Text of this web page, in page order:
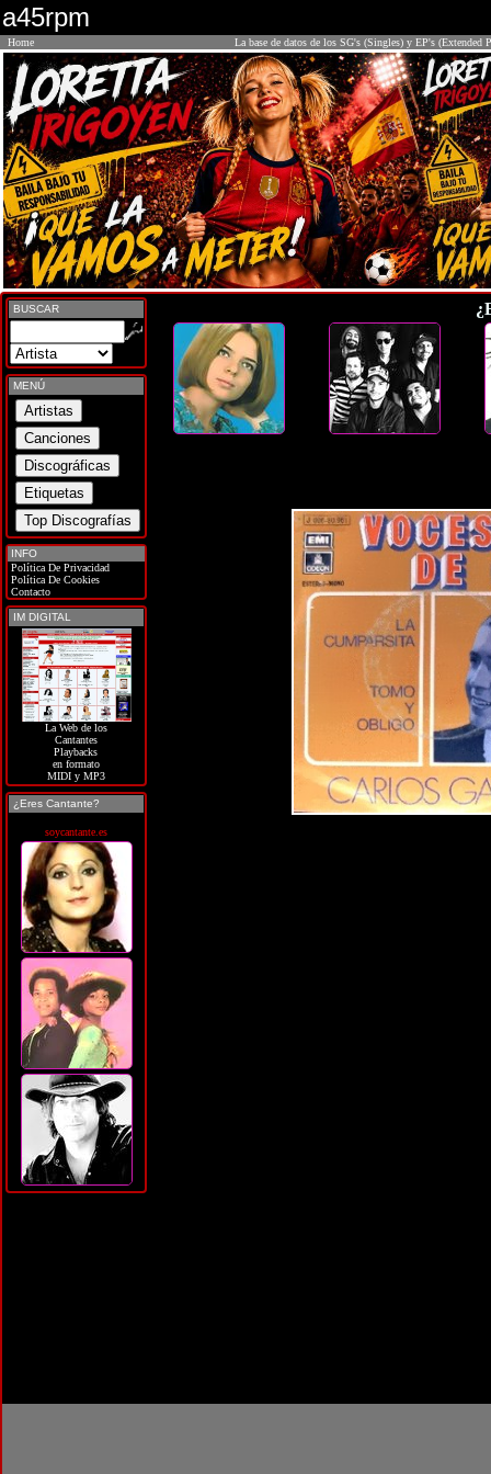
a45rpm
Home La base de datos de los SG's (Singles) y EP's (Extended
BUSCAR
MENÚ
INFO
Política De Privacidad
Política De Cookies
Contacto
IM DIGITAL
La Web de los
Cantantes
Playbacks
en formato
MIDI y MP3
¿Eres Cantante?
soycantante.es